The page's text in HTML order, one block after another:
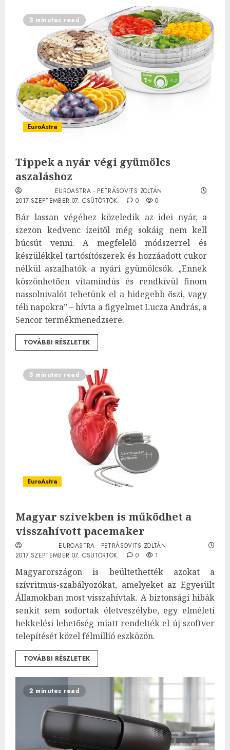
3 minutes read
EuroAstra
Tippek a nyár végi gyümölcs
aszaláshoz
EUROASTRA - PETRÁSOVITS ZOLTÁN
2017.SZEPTEMBER.07. CSÜTÖRTÖK.
0 0
Bár lassan végéhez közeledik az idei nyár, a
szezon kedvenc ízeitől még sokáig nem kell
búcsút venni. A megfelelő módszerrel és
készülékkel tartósítószerek és hozzáadott cukor
nélkül aszalhatók a nyári gyümölcsök. „Ennek
köszönhetően vitamindús és rendkívül finom
nassolnivalót tehetünk el a hidegebb őszi, vagy
téli napokra” – hívta a figyelmet Lucza András, a
Sencor termékmenedzsere.
TOVÁBBI RÉSZLETEK
3 minutes read
EuroAstra
Magyar szívekben is működhet a
visszahívott pacemaker
EUROASTRA - PETRÁSOVITS ZOLTÁN
2017.SZEPTEMBER.07. CSÜTÖRTÖK.
0 1
Magyarországon is beültethették azokat a
szívritmus-szabályozókat, amelyeket az Egyesült
Államokban most visszahívtak. A biztonsági hibák
senkit sem sodortak életveszélybe, egy elméleti
hekkelési lehetőség miatt rendelték el új szoftver
telepítését közel félmillió eszközön.
TOVÁBBI RÉSZLETEK
2 minutes read